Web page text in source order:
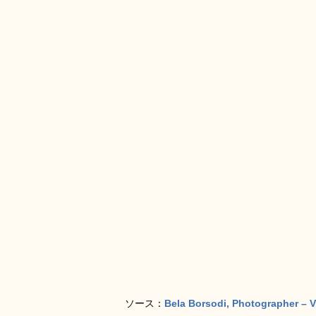
ソース： Bela Borsodi, Photographer –